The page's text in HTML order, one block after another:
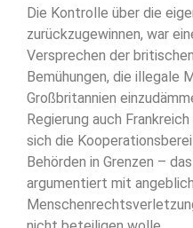
Die Kontrolle über die
zurückzugewinnen, war
Versprechen der
Bemühungen, die illegale
Großbritannien
Regierung auch
sich die
Behörden in Grenzen –
argumentiert mit